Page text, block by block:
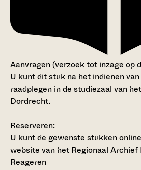
Aanvragen (verzoek tot inzage op
U kunt dit stuk na het indienen
raadplegen in de studiezaal van
Dordrecht.
Reserveren:
U kunt de gewenste stukken
website van het Regionaal
Reageren